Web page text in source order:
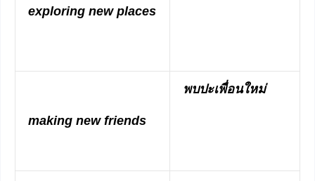
exploring new places
making new friends
พบปะเพื่อนใหม่